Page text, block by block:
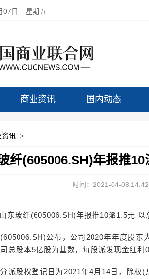
07日 星期五
商业资讯 国内动态
资讯 >
纤(605006.SH)年报推
时间：2021-04-08
东玻纤(605006.SH)年报推10派1.5元 以
公布，公司2020年年度股东
总股本5亿股为基数，每股派发现金红利
派股权登记日为2021年4月14日，除权